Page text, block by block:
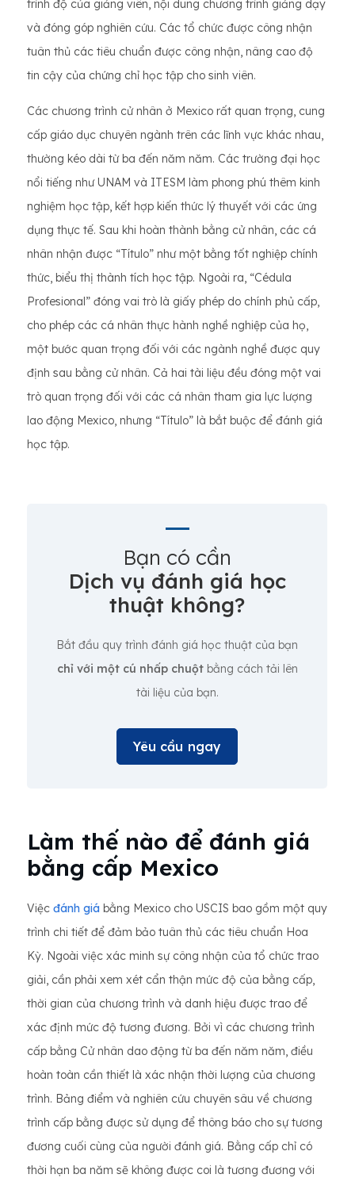
trình độ của giảng viên, nội dung chương trình giảng dạy
và đóng góp nghiên cứu. Các tổ chức được công nhận
tuân thủ các tiêu chuẩn được công nhận, nâng cao độ
tin cậy của chứng chỉ học tập cho sinh viên.
Các chương trình cử nhân ở Mexico rất quan trọng, cung
cấp giáo dục chuyên ngành trên các lĩnh vực khác nhau,
thường kéo dài từ ba đến năm năm. Các trường đại học
nổi tiếng như UNAM và ITESM làm phong phú thêm kinh
nghiệm học tập, kết hợp kiến thức lý thuyết với các ứng
dụng thực tế. Sau khi hoàn thành bằng cử nhân, các cá
nhân nhận được “Título” như một bằng tốt nghiệp chính
thức, biểu thị thành tích học tập. Ngoài ra, “Cédula
Profesional” đóng vai trò là giấy phép do chính phủ cấp,
cho phép các cá nhân thực hành nghề nghiệp của họ,
một bước quan trọng đối với các ngành nghề được quy
định sau bằng cử nhân. Cả hai tài liệu đều đóng một vai
trò quan trọng đối với các cá nhân tham gia lực lượng
lao động Mexico, nhưng “Título” là bắt buộc để đánh giá
học tập.
Bạn có cần
Dịch vụ đánh giá học
thuật không?
Bắt đầu quy trình đánh giá học thuật của bạn
chỉ với một cú nhấp chuộtbằng cách tải lên
tài liệu của bạn.
Yêu cầu ngay
Làm thế nào để đánh giá
bằng cấp Mexico
Việc đánh giá bằng Mexico cho USCIS bao gồm một quy
trình chi tiết để đảm bảo tuân thủ các tiêu chuẩn Hoa
Kỳ. Ngoài việc xác minh sự công nhận của tổ chức trao
giải, cần phải xem xét cẩn thận mức độ của bằng cấp,
thời gian của chương trình và danh hiệu được trao để
xác định mức độ tương đương. Bởi vì các chương trình
cấp bằng Cử nhân dao động từ ba đến năm năm, điều
hoàn toàn cần thiết là xác nhận thời lượng của chương
trình. Bảng điểm và nghiên cứu chuyên sâu về chương
trình cấp bằng được sử dụng để thông báo cho sự tương
đương cuối cùng của người đánh giá. Bằng cấp chỉ có
thời hạn ba năm sẽ không được coi là tương đương với